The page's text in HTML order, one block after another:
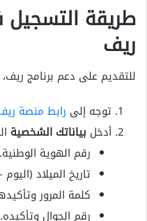
طريقة
ريف
للتقديم على دعم برنامج ريف،
توجه إلى رابط منصة
أدخل بياناتك الشخصية
رقم الهوية الوطنية.
تاريخ الميلاد
كلمة المرور
رقم الجوال وتأكيده.